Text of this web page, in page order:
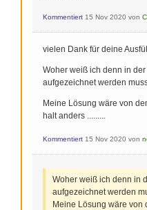
Kommentiert 15 Nov 2020 von
vielen Dank für deine
Woher weiß ich denn in
aufgezeichnet werden
Meine Lösung wäre von
halt anders .........
Kommentiert 15 Nov 2020 von
Woher weiß ich denn in
aufgezeichnet werden
Meine Lösung wäre von